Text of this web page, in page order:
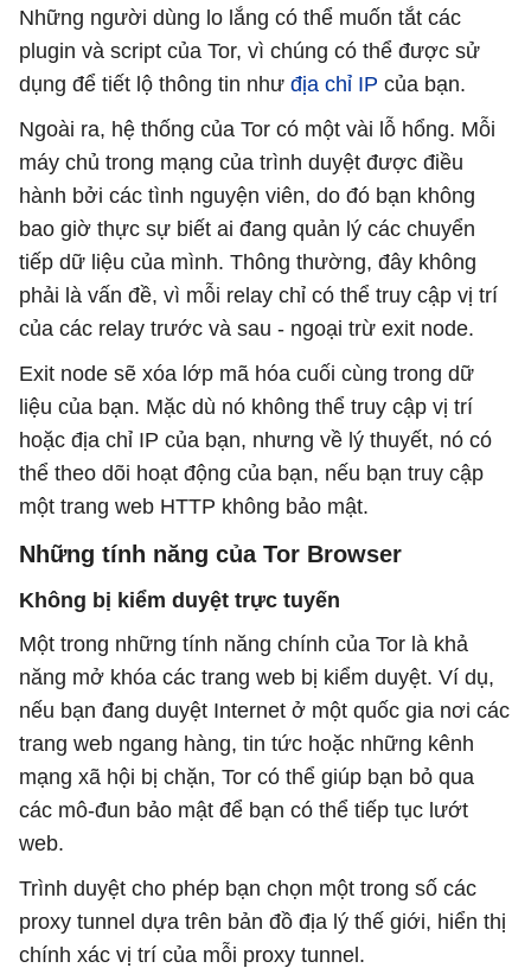
Những người dùng lo lắng có thể muốn tắt các
plugin và script của Tor, vì chúng có thể được sử
dụng để tiết lộ thông tin như địa chỉ IP của bạn.
Ngoài ra, hệ thống của Tor có một vài lỗ hổng. Mỗi
máy chủ trong mạng của trình duyệt được điều
hành bởi các tình nguyện viên, do đó bạn không
bao giờ thực sự biết ai đang quản lý các chuyển
tiếp dữ liệu của mình. Thông thường, đây không
phải là vấn đề, vì mỗi relay chỉ có thể truy cập vị trí
của các relay trước và sau - ngoại trừ exit node.
Exit node sẽ xóa lớp mã hóa cuối cùng trong dữ
liệu của bạn. Mặc dù nó không thể truy cập vị trí
hoặc địa chỉ IP của bạn, nhưng về lý thuyết, nó có
thể theo dõi hoạt động của bạn, nếu bạn truy cập
một trang web HTTP không bảo mật.
Những tính năng của Tor Browser
Không bị kiểm duyệt trực tuyến
Một trong những tính năng chính của Tor là khả
năng mở khóa các trang web bị kiểm duyệt. Ví dụ,
nếu bạn đang duyệt Internet ở một quốc gia nơi các
trang web ngang hàng, tin tức hoặc những kênh
mạng xã hội bị chặn, Tor có thể giúp bạn bỏ qua
các mô-đun bảo mật để bạn có thể tiếp tục lướt
web.
Trình duyệt cho phép bạn chọn một trong số các
proxy tunnel dựa trên bản đồ địa lý thế giới, hiển thị
chính xác vị trí của mỗi proxy tunnel.